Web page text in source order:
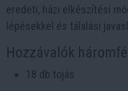
eredeti, házi elkészítési
lépésekkel és tálalási
Hozzávalók
18 db tojás